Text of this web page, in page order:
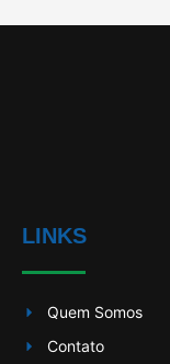
LINKS
Quem Somos
Contato